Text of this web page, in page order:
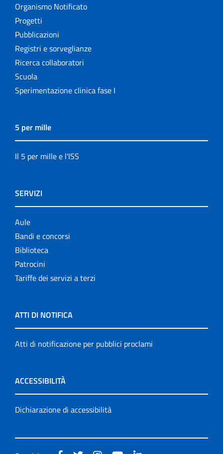
Organismo Notificato
Progetti
Pubblicazioni
Registri e sorveglianze
Ricerca collaboratori
Scuola
Sperimentazione clinica fase I
5 per mille
Il 5 per mille e l'ISS
SERVIZI
Aule
Bandi e concorsi
Biblioteca
Patrocini
Tariffe dei servizi a terzi
ATTI DI NOTIFICA
Atti di notificazione per pubblici proclami
ACCESSIBILITÀ
Dichiarazione di accessibilità